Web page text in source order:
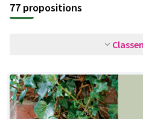
77 propositions